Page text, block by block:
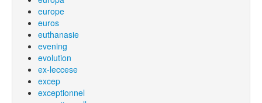
europe
euros
euthanasie
evening
evolution
ex-leccese
excep
exceptionnel